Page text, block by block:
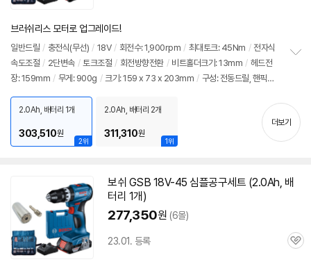
브러쉬리스 모터로 업그레이드!
일반드릴 / 충전식(무선) / 18V / 회전수: 1,900rpm / 최대토크: 45Nm / 전자식
속도조절 / 2단변속 / 토크조절 / 회전방향전환 / 비트홀더크기: 13mm / 헤드전
장: 159mm / 무게: 900g / 크기: 159 x 73 x 203mm / 구성: 전동드릴, 핸픽스
기
2위
2.0Ah, 배터리 1개
303,510원
1위
2.0Ah, 배터리 2개
311,310원
더보기
보쉬 GSB 18V-45 심플공구세트 (2.0Ah, 배
터리 1개)
277,350원 (6몰)
23.01. 등록
관